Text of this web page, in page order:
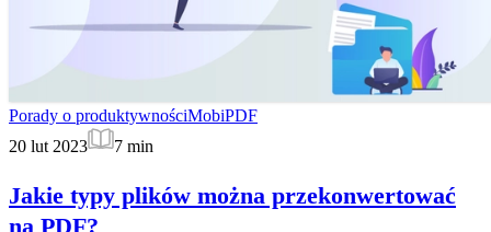
Porady o produktywnościMobiPDF
20 lut 2023
7 min
Jakie typy plików można przekonwertować
na PDF?